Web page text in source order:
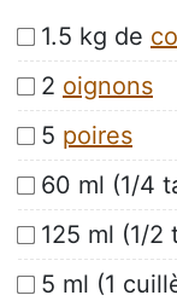
1.5 kg de
2 oignons
5 poires
60 ml (1/4
125 ml (1/2
5 ml (1